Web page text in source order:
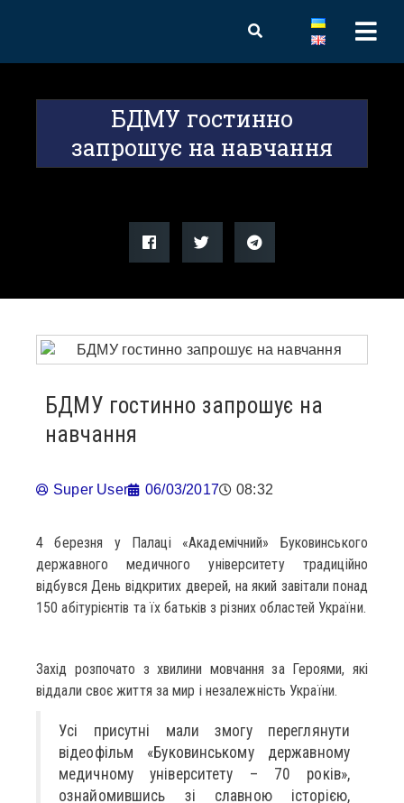
БДМУ гостинно
запрошує на навчання
БДМУ гостинно запрошує на
навчання
Super User 06/03/2017 08:32
4 березня у Палаці «Академічний» Буковинського
державного медичного університету традиційно
відбувся День відкритих дверей, на який завітали понад
150 абітурієнтів та їх батьків з різних областей України.
Захід розпочато з хвилини мовчання за Героями, які
віддали своє життя за мир і незалежність України.
Усі присутні мали змогу переглянути
відеофільм «Буковинському державному
медичному університету – 70 років»,
ознайомившись зі славною історією,